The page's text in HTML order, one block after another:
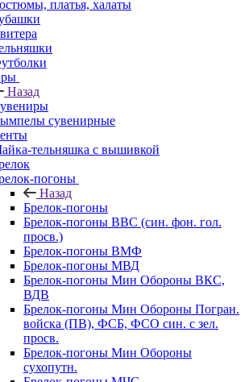
платья, халаты
Назад
сувенирные
тельняшка с вышивкой
погоны
Назад
Брелок-погоны
Брелок-погоны ВВС (син. фон. гол.
просв.)
Брелок-погоны ВМФ
Брелок-погоны МВД
Брелок-погоны Мин Обороны ВКС,
ВДВ
Брелок-погоны Мин Обороны Погран.
войска (ПВ), ФСБ, ФСО син. с зел.
просв.
Брелок-погоны Мин Обороны
сухопутн.